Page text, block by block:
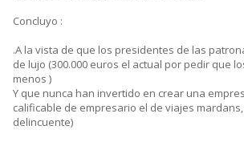
Concluyo :
.A la vista de que los presidentes de las
de lujo (300.000 euros el actual por pedir que
menos )
Y que nunca han invertido en crear una
calificable de empresario el de viajes
delincuente)